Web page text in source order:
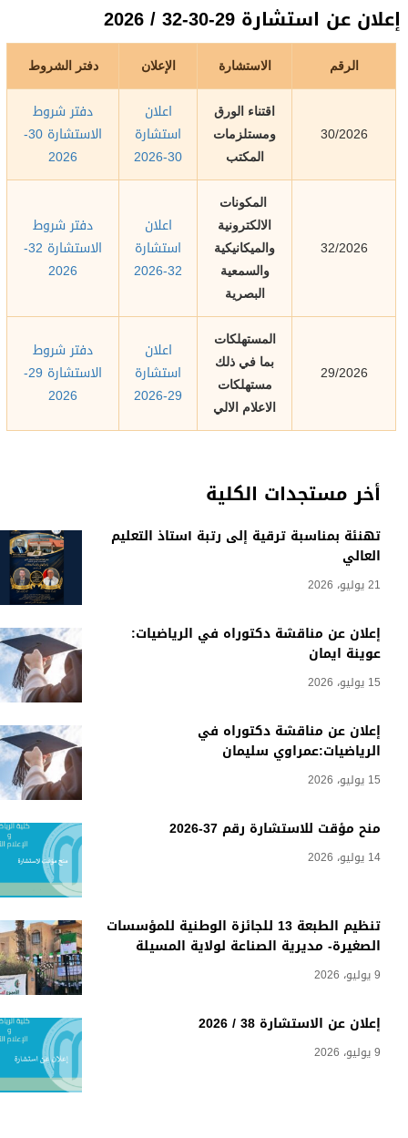
أخر مستجدات الكلية
تهنئة بمناسبة ترقية إلى رتبة أستاذ التعليم
العالي
21 يوليو، 2026
إعلان عن مناقشة دكتوراه في الرياضيات:
عوينة ايمان
15 يوليو، 2026
إعلان عن مناقشة دكتوراه في
الرياضيات:عمراوي سليمان
15 يوليو، 2026
منح مؤقت للاستشارة رقم 37-2026
14 يوليو، 2026
تنظيم الطبعة 13 للجائزة الوطنية للمؤسسات
الصغيرة- مديرية الصناعة لولاية المسيلة
9 يوليو، 2026
إعلان عن الاستشارة 38 / 2026
9 يوليو، 2026
إعلان عن استشارة 29-30-32 / 2026
الرقم الاستشارة الإعلان دفتر الشروط
30/2026
اقتناء الورق
ومستلزمات
المكتب
اعلان
استشارة
30-2026
دفتر شروط
الاستشارة 30-
2026
32/2026
المكونات
الالكترونية
والميكانيكية
والسمعية
البصرية
اعلان
استشارة
32-2026
دفتر شروط
الاستشارة 32-
2026
29/2026
المستهلكات
بما في ذلك
مستهلكات
الاعلام الالي
اعلان
استشارة
29-2026
دفتر شروط
الاستشارة 29-
2026